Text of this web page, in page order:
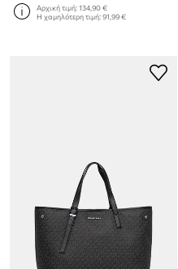
Αρχική τιμή:134,90 €
Η χαμηλότερη τιμή:91,99 €